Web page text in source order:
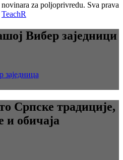
za poljoprivredu. Sva prava
TeachR
Вибер заједници
заједница
Српске традиције,
и обичаја